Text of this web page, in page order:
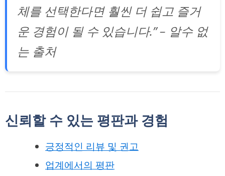
체를 선택한다면 훨씬 더 쉽고 즐거
운 경험이 될 수 있습니다.” – 알수 없
는 출처
신뢰할 수 있는 평판과 경험
긍정적인 리뷰 및 권고
업계에서의 평판